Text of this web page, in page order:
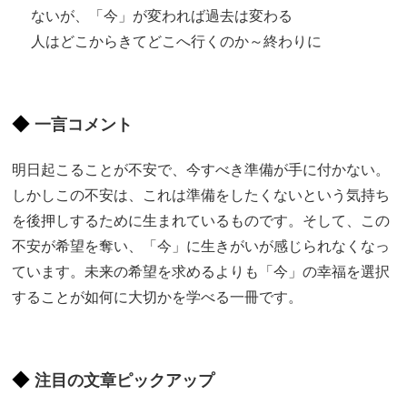
ないが、「今」が変われば過去は変わる
人はどこからきてどこへ行くのか～終わりに
一言コメント
明日起こることが不安で、今すべき準備が手に付かない。
しかしこの不安は、これは準備をしたくないという気持ち
を後押しするために生まれているものです。そして、この
不安が希望を奪い、「今」に生きがいが感じられなくなっ
ています。未来の希望を求めるよりも「今」の幸福を選択
することが如何に大切かを学べる一冊です。
注目の文章ピックアップ